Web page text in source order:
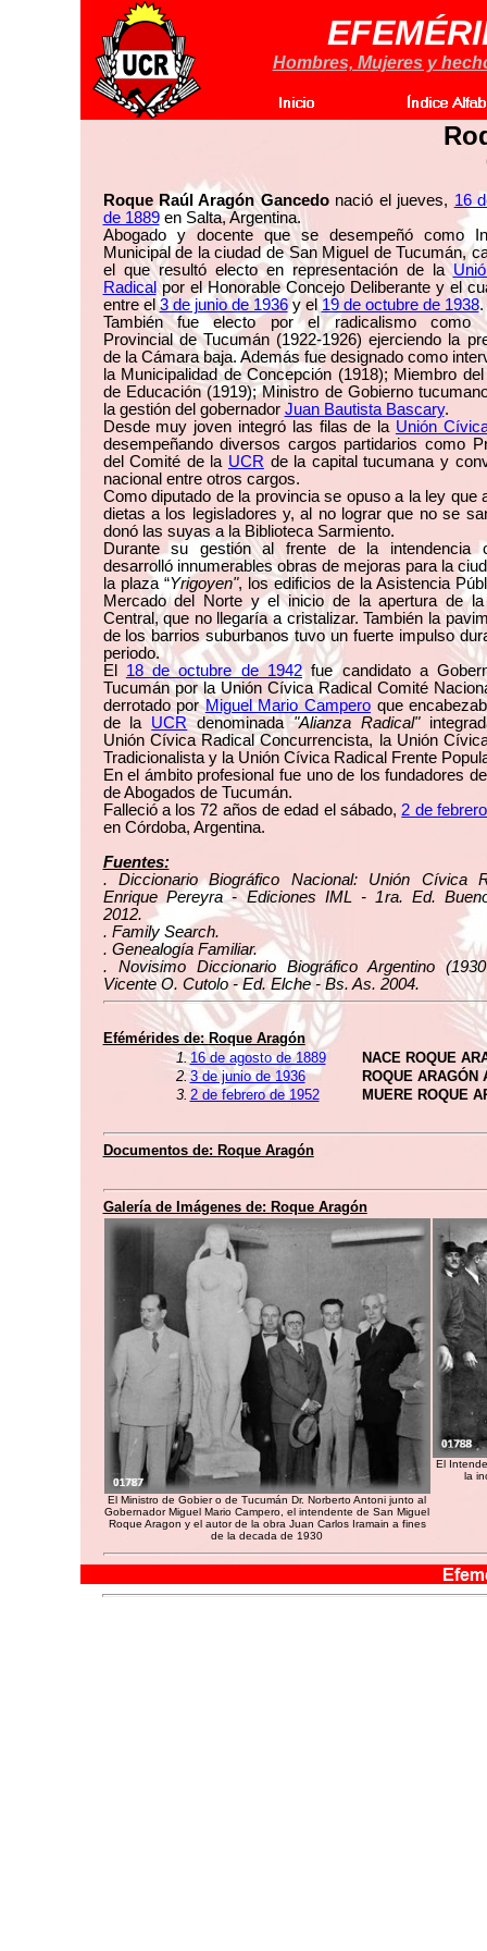
Hombres, Mujeres y
Roque Raúl Aragón Gancedonació el jueves, 16
de 1889en Salta, Argentina.
Abogado y docente que se desempeñó como
Municipal de la ciudad de San Miguel de Tucumán,
el que resultó electo en representación de la
Radicalpor el Honorable Concejo Deliberante y el
entre el3 de junio de 1936y el19 de octubre de 1938.
También fue electo por el radicalismo como
Provincial de Tucumán (1922-1926) ejerciendo la
de la Cámara baja. Además fue designado como
la Municipalidad de Concepción (1918); Miembro
de Educación (1919); Ministro de Gobierno
la gestión del gobernador Juan Bautista Bascary.
Desde muy joven integró las filas de la Unión
desempeñando diversos cargos partidarios como
del Comité de la UCR de la capital tucumana y
nacional entre otros cargos.
Como diputado de la provincia se opuso a la ley que
dietas a los legisladores y, al no lograr que no se
donó las suyas a la Biblioteca Sarmiento.
Durante su gestión al frente de la intendencia
desarrolló innumerables obras de mejoras para la
la plaza “Yrigoyen", los edificios de la Asistencia
Mercado del Norte y el inicio de la apertura de la
Central, que no llegaría a cristalizar. También la
de los barrios suburbanos tuvo un fuerte impulso
periodo.
El 18 de octubre de 1942fue candidato a
Tucumán por la Unión Cívica Radical Comité
derrotado porMiguel Mario Campero que
de la UCRdenominada"Alianza Radical"
Unión Cívica Radical Concurrencista, la Unión
Tradicionalista y la Unión Cívica Radical Frente
En el ámbito profesional fue uno de los fundadores
de Abogados de Tucumán.
Falleció a los 72 años de edad el sábado, 2 de
en Córdoba, Argentina.
Fuentes:
. Diccionario Biográfico Nacional: Unión Cívica
Enrique Pereyra - Ediciones IML - 1ra. Ed.
2012.
. Family Search.
. Genealogía Familiar.
. Novisimo Diccionario Biográfico Argentino
Vicente O. Cutolo - Ed. Elche - Bs. As. 2004.
Efémérides de:Roque Aragón
1.16 de agosto de 1889
NACE ROQUE
2.3 de junio de 1936
ROQUE ARAGÓN
3. 2 de febrero de 1952 MUERE ROQUE
Documentos de: Roque Aragón
Galería de Imágenes de: Roque Aragón
El Ministro de Gobier o de Tucumán Dr. Norberto Antoni junto al
Gobernador Miguel Mario Campero, el intendente de San Miguel
Roque Aragon y el autor de la obra Juan Carlos Iramain a fines
de la decada de 1930
El
la